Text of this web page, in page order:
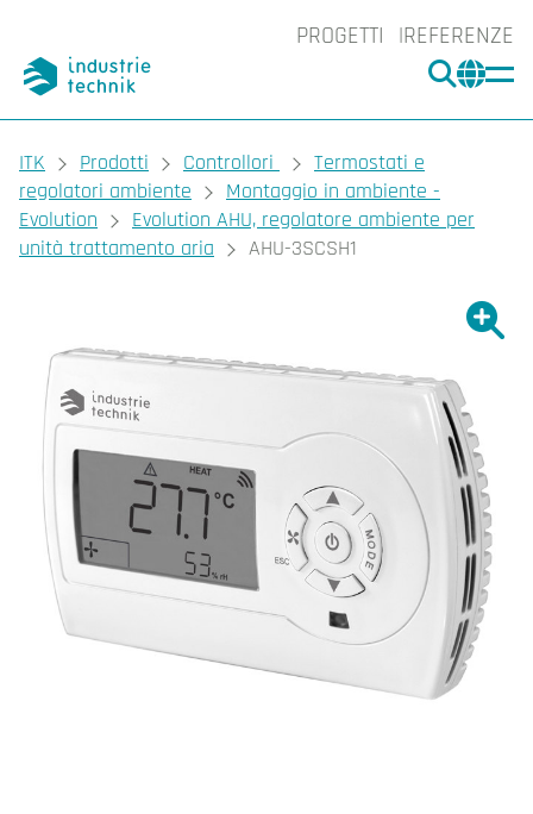
PROGETTI REFERENZE
CERCA
You are here:
ITK Prodotti Controllori
Termostati e
regolatori ambiente
Montaggio in ambiente -
Evolution
Evolution AHU, regolatore ambiente per
unità trattamento aria
AHU-3SCSH1